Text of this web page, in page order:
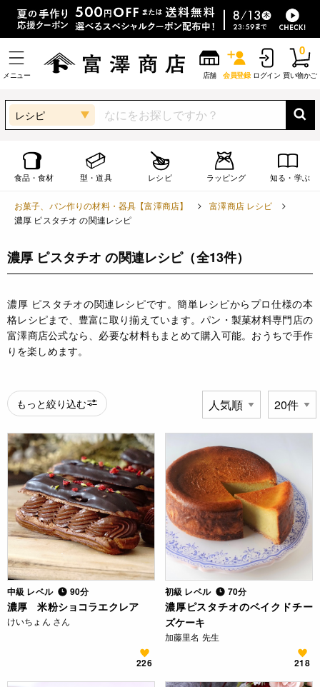
メニュー 店舗 会員登録 ログイン 買い物かご
0
レシピ
食品・食材 型・道具 レシピ ラッピング 知る・学ぶ
お菓子、パン作りの材料・器具【富澤商店】
富澤商店 レシピ
濃厚 ピスタチオ の関連レシピ
濃厚 ピスタチオ の関連レシピ（全13件）
濃厚 ピスタチオの関連レシピです。簡単レシピからプロ仕様の本
格レシピまで、豊富に取り揃えています。パン・製菓材料専門店の
富澤商店公式なら、必要な材料もまとめて購入可能。おうちで手作
りを楽しめます。
もっと絞り込む
中級 レベル 90分
濃厚 米粉ショコラエクレア
けいちょん さん
226
初級 レベル 70分
濃厚ピスタチオのベイクドチー
ズケーキ
加藤里名 先生
218